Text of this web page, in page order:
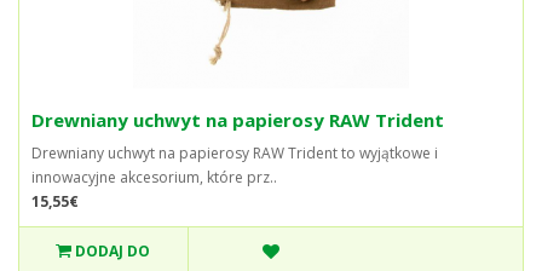
Drewniany uchwyt na papierosy RAW Trident
Drewniany uchwyt na papierosy RAW Trident to wyjątkowe i
innowacyjne akcesorium, które prz..
15,55€
DODAJ DO